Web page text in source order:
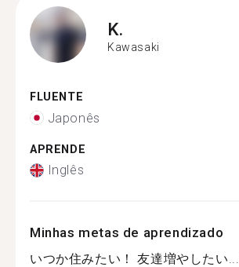
K.
Kawasaki
FLUENTE
Japonês
APRENDE
Inglês
Minhas metas de aprendizado
いつか住みたい！ 友達増やしたい...